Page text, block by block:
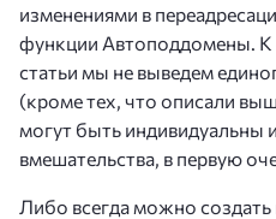
изменениями в
функции Автоподдомены. К
статьи мы не выведем
(кроме тех, что описали
могут быть индивидуальны
вмешательства, в первую
Либо всегда можно